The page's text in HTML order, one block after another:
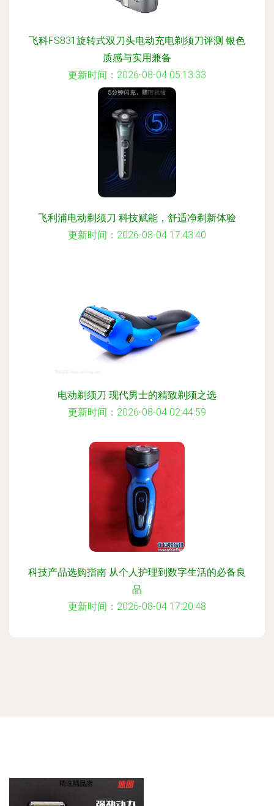
飞科FS831旋转式双刀头电动充电剃须刀评测 银色
质感与实用兼备
更新时间：2026-08-04 05:13:33
飞利浦电动剃须刀 科技赋能，舒适净剃新体验
更新时间：2026-08-04 17:43:40
电动剃须刀 现代男士的精致剃须之选
更新时间：2026-08-04 02:44:59
科技产品选购指南 从个人护理到数字生活的必备良
品
更新时间：2026-08-04 17:20:48